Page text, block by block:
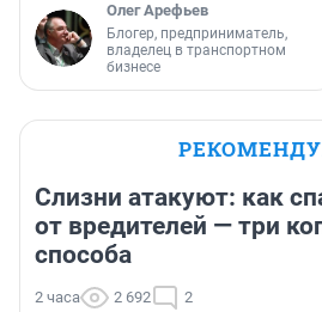
Олег Арефьев
Блогер, предприниматель,
владелец в транспортном
бизнесе
Слизни атакуют: как
от вредителей — три
способа
2 часа 2 692 2